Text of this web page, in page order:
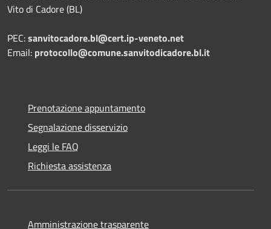
Vito di Cadore (BL)
PEC:sanvitocadore.bl@cert.ip-veneto.net
Email: protocollo@comune.sanvitodicadore.bl.it
Prenotazione appuntamento
Segnalazione disservizio
Leggi le FAQ
Richiesta assistenza
Amministrazione trasparente